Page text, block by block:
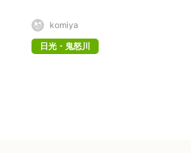
komiya
日光・鬼怒川